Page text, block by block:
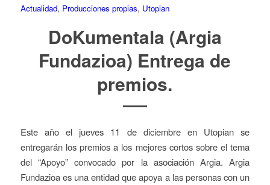
Actualidad, Producciones propias, Utopian
DoKumentala (Argia
Fundazioa) Entrega de
premios.
Este año el jueves 11 de diciembre en Utopian se
entregarán los premios a los mejores cortos sobre el tema
del “Apoyo” convocado por la asociación Argia. Argia
Fundazioa es una entidad que apoya a las personas con un